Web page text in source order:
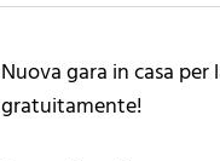
Nuova gara in casa
gratuitamente!